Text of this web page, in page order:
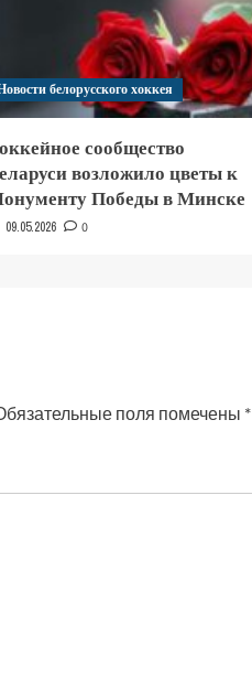
белорусского хоккея
сообщество
возложило цветы к
Победы в Минске
09.05.2026 0
поля помечены *